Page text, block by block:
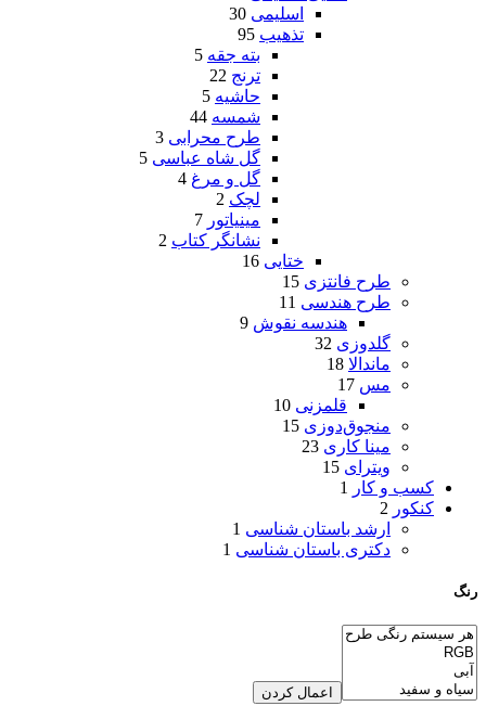
اسلیمی 30
تذهیب 95
بته جقه 5
ترنج 22
حاشیه 5
شمسه 44
طرح محرابی 3
گل شاه عباسی 5
گل و مرغ 4
لچک 2
مینیاتور 7
نشانگر کتاب 2
ختایی 16
طرح فانتزی 15
طرح هندسی 11
هندسه نقوش 9
گلدوزی 32
ماندالا 18
مس 17
قلمزنی 10
منجوق‌دوزی 15
مینا کاری 23
ویترای 15
کسب و کار
1
کنکور 2
ارشد باستان شناسی 1
دکتری باستان شناسی 1
رنگ
اعمال کردن